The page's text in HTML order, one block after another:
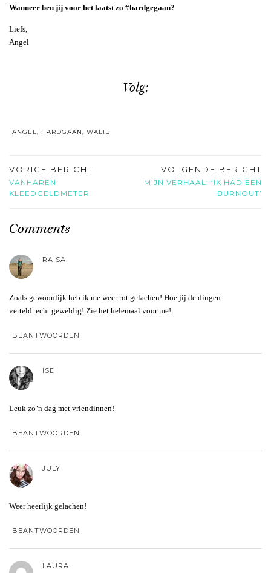
Wanneer ben jij voor het laatst zo #hardgegaan?
Liefs,
Angel
Volg:
ANGEL, HARDGAAN, WALIBI
VORIGE BERICHT
VANHAREN
KLEEDGELDMETER
VOLGENDE BERICHT
MIJN VERHAAL: ‘IK HAD EEN
BURNOUT’
Comments
RAISA
Zoals gewoonlijk heb ik me weer rot gelachen! Hoe jij de dingen
verteld..echt geweldig! Zie het helemaal voor me!
BEANTWOORDEN
ISE
Leuk zo’n dag met vriendinnen!
BEANTWOORDEN
JULY
Weer heerlijk gelachen!
BEANTWOORDEN
LAURA